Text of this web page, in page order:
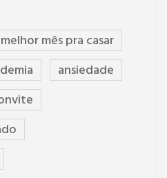
mês pra casar
ansiedade